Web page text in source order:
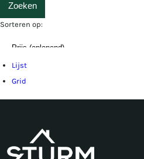
Sorteren op:
Lijst
Grid